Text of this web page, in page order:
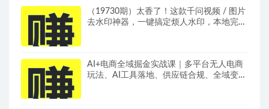
（19730期）太香了！这款千问视频 / 图片
去水印神器，一键搞定烦人水印，本地完全
AI+电商全域掘金实战课｜多平台无人电商
玩法、AI工具落地、供应链合规、全域变现